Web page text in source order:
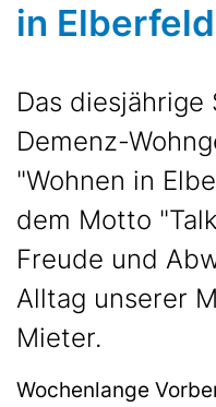
in
Das
Demenz-
"Wohnen in
dem Motto
Freude und
Alltag unserer
Mieter.
Wochenlange